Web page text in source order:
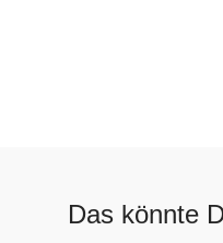
Das könnte